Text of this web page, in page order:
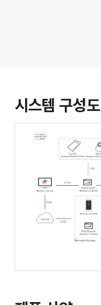
시스템 구성도